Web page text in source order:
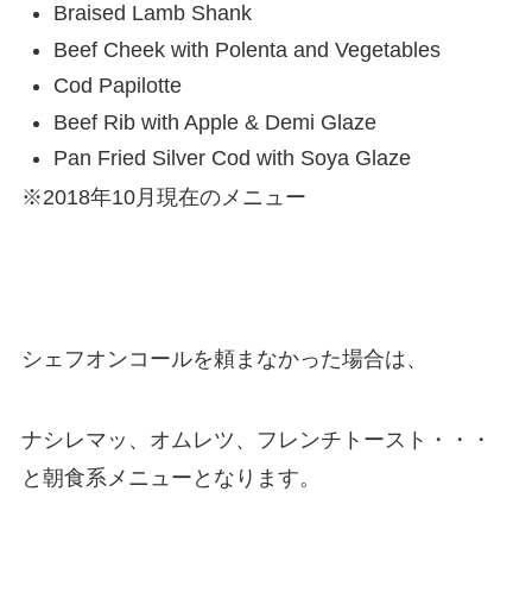
Braised Lamb Shank
Beef Cheek with Polenta and Vegetables
Cod Papilotte
Beef Rib with Apple & Demi Glaze
Pan Fried Silver Cod with Soya Glaze
※2018年10月現在のメニュー
シェフオンコールを頼まなかった場合は、
ナシレマッ、オムレツ、フレンチトースト・・・
と朝食系メニューとなります。